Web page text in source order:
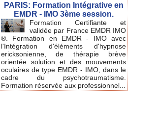
PARIS: Formation Intégrative en
EMDR - IMO 3ème session.
Formation Certifiante et
validée par France EMDR IMO
®. Formation en EMDR - IMO avec
l'Intégration d'éléments d'hypnose
ericksonienne, de thérapie brève
orientée solution et des mouvements
oculaires de type EMDR - IMO, dans le
cadre du psychotraumatisme.
Formation réservée aux professionnel...